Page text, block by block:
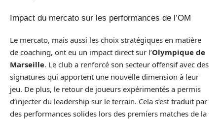
Impact du mercato sur les performances de l’OM
Le mercato, mais aussi les choix stratégiques en matière
de coaching, ont eu un impact direct sur l’Olympique de
Marseille. Le club a renforcé son secteur offensif avec des
signatures qui apportent une nouvelle dimension à leur
jeu. De plus, le retour de joueurs expérimentés a permis
d’injecter du leadership sur le terrain. Cela s’est traduit par
des performances solides lors des premiers matches de la